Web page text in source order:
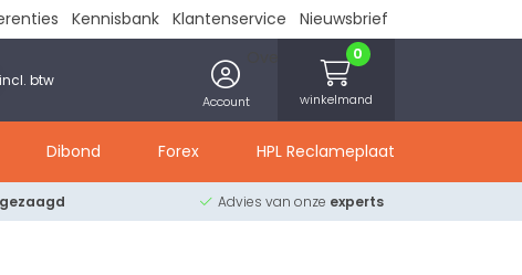
Kennisbank Klantenservice
Nieuwsbrief
Contact
incl. btw
0
winkelmand
Account
Dibond Forex HPL Reclameplaat
gezaagd Advies van onze experts